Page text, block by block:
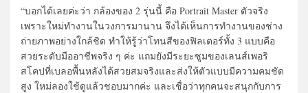
“บอกได้เลยค่ะว่า กล้องของ 2 รุ่นนี้ คือ Portrait Master ตัวจริง
เพราะใหม่ทำงานในวงการมานาน จึงได้เห็นการทำงานของช่าง
ถ่ายภาพอย่างใกล้ชิด ทำให้รู้ว่าโทนสีของฟิลเตอร์ทั้ง 3 แบบคือ
สวยระดับมืออาชีพจริง ๆ ค่ะ แถมยังมีระยะซูมของเลนส์เพอริ
สโคปที่เบลอพื้นหลังได้สวยสมจริงและส่งให้ตัวแบบมีความคมชัด
สูง ใหม่ลองใช้ดูแล้วชอบมากค่ะ และเชื่อว่าทุกคนจะสนุกกับการ